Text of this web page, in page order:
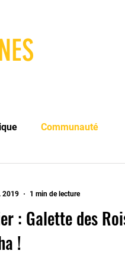
Communauté
: Galette des
!
2019
1 min de lecture